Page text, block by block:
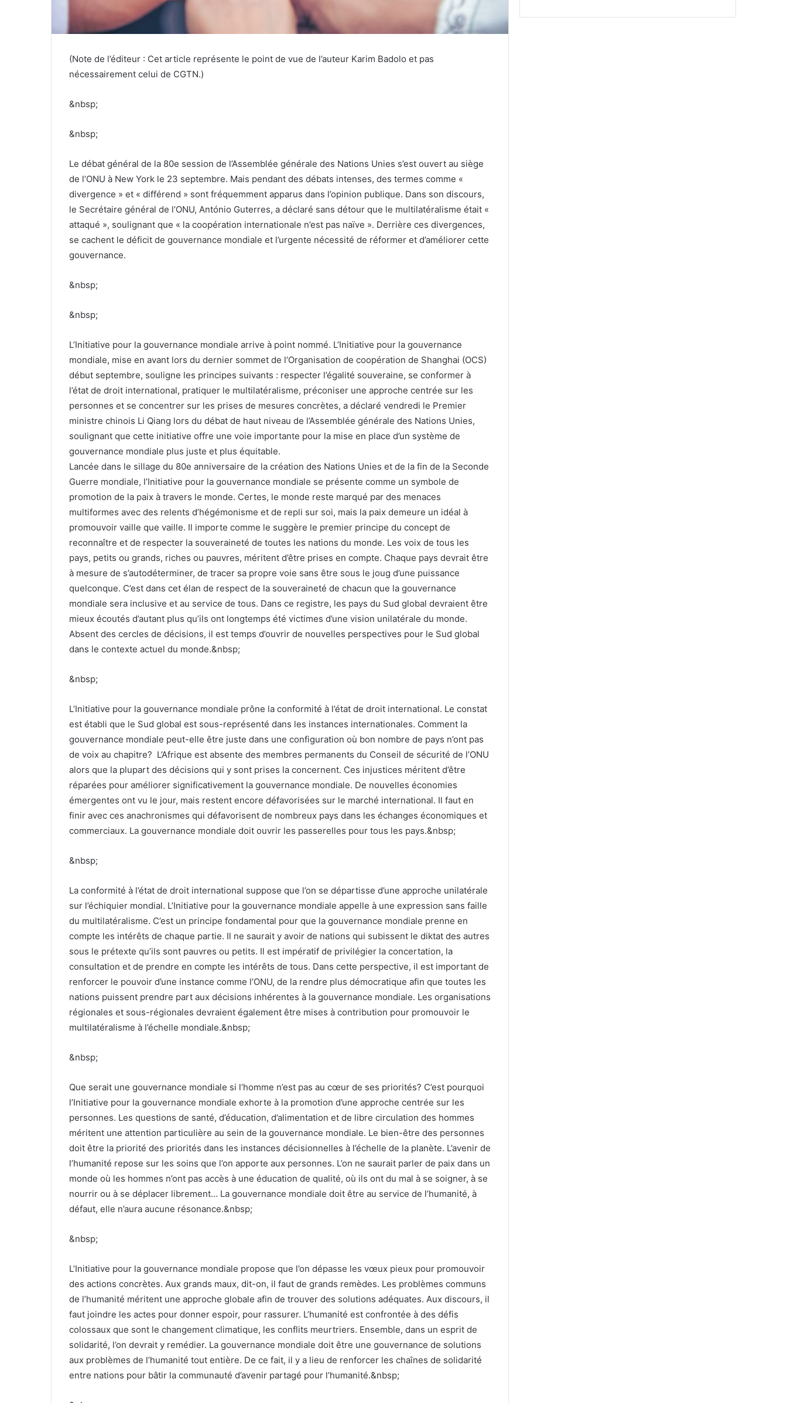
(Note de l’éditeur : Cet article représente le point de vue de l’auteur Karim Badolo et pas
nécessairement celui de CGTN.)
&nbsp;
&nbsp;
Le débat général de la 80e session de l’Assemblée générale des Nations Unies s’est ouvert au siège
de l’ONU à New York le 23 septembre. Mais pendant des débats intenses, des termes comme «
divergence » et « différend » sont fréquemment apparus dans l’opinion publique. Dans son discours,
le Secrétaire général de l’ONU, António Guterres, a déclaré sans détour que le multilatéralisme était «
attaqué », soulignant que « la coopération internationale n’est pas naïve ». Derrière ces divergences,
se cachent le déficit de gouvernance mondiale et l’urgente nécessité de réformer et d’améliorer cette
gouvernance.
&nbsp;
&nbsp;
L’Initiative pour la gouvernance mondiale arrive à point nommé. L’Initiative pour la gouvernance
mondiale, mise en avant lors du dernier sommet de l’Organisation de coopération de Shanghai (OCS)
début septembre, souligne les principes suivants : respecter l’égalité souveraine, se conformer à
l’état de droit international, pratiquer le multilatéralisme, préconiser une approche centrée sur les
personnes et se concentrer sur les prises de mesures concrètes, a déclaré vendredi le Premier
ministre chinois Li Qiang lors du débat de haut niveau de l’Assemblée générale des Nations Unies,
soulignant que cette initiative offre une voie importante pour la mise en place d’un système de
gouvernance mondiale plus juste et plus équitable.
Lancée dans le sillage du 80e anniversaire de la création des Nations Unies et de la fin de la Seconde
Guerre mondiale, l’Initiative pour la gouvernance mondiale se présente comme un symbole de
promotion de la paix à travers le monde. Certes, le monde reste marqué par des menaces
multiformes avec des relents d’hégémonisme et de repli sur soi, mais la paix demeure un idéal à
promouvoir vaille que vaille. Il importe comme le suggère le premier principe du concept de
reconnaître et de respecter la souveraineté de toutes les nations du monde. Les voix de tous les
pays, petits ou grands, riches ou pauvres, méritent d’être prises en compte. Chaque pays devrait être
à mesure de s’autodéterminer, de tracer sa propre voie sans être sous le joug d’une puissance
quelconque. C’est dans cet élan de respect de la souveraineté de chacun que la gouvernance
mondiale sera inclusive et au service de tous. Dans ce registre, les pays du Sud global devraient être
mieux écoutés d’autant plus qu’ils ont longtemps été victimes d’une vision unilatérale du monde.
Absent des cercles de décisions, il est temps d’ouvrir de nouvelles perspectives pour le Sud global
dans le contexte actuel du monde.&nbsp;
&nbsp;
L’Initiative pour la gouvernance mondiale prône la conformité à l’état de droit international. Le constat
est établi que le Sud global est sous-représenté dans les instances internationales. Comment la
gouvernance mondiale peut-elle être juste dans une configuration où bon nombre de pays n’ont pas
de voix au chapitre? L’Afrique est absente des membres permanents du Conseil de sécurité de l’ONU
alors que la plupart des décisions qui y sont prises la concernent. Ces injustices méritent d’être
réparées pour améliorer significativement la gouvernance mondiale. De nouvelles économies
émergentes ont vu le jour, mais restent encore défavorisées sur le marché international. Il faut en
finir avec ces anachronismes qui défavorisent de nombreux pays dans les échanges économiques et
commerciaux. La gouvernance mondiale doit ouvrir les passerelles pour tous les pays.&nbsp;
&nbsp;
La conformité à l’état de droit international suppose que l’on se départisse d’une approche unilatérale
sur l’échiquier mondial. L’Initiative pour la gouvernance mondiale appelle à une expression sans faille
du multilatéralisme. C’est un principe fondamental pour que la gouvernance mondiale prenne en
compte les intérêts de chaque partie. Il ne saurait y avoir de nations qui subissent le diktat des autres
sous le prétexte qu’ils sont pauvres ou petits. Il est impératif de privilégier la concertation, la
consultation et de prendre en compte les intérêts de tous. Dans cette perspective, il est important de
renforcer le pouvoir d’une instance comme l’ONU, de la rendre plus démocratique afin que toutes les
nations puissent prendre part aux décisions inhérentes à la gouvernance mondiale. Les organisations
régionales et sous-régionales devraient également être mises à contribution pour promouvoir le
multilatéralisme à l’échelle mondiale.&nbsp;
&nbsp;
Que serait une gouvernance mondiale si l’homme n’est pas au cœur de ses priorités? C’est pourquoi
l’Initiative pour la gouvernance mondiale exhorte à la promotion d’une approche centrée sur les
personnes. Les questions de santé, d’éducation, d’alimentation et de libre circulation des hommes
méritent une attention particulière au sein de la gouvernance mondiale. Le bien-être des personnes
doit être la priorité des priorités dans les instances décisionnelles à l’échelle de la planète. L’avenir de
l’humanité repose sur les soins que l’on apporte aux personnes. L’on ne saurait parler de paix dans un
monde où les hommes n’ont pas accès à une éducation de qualité, où ils ont du mal à se soigner, à se
nourrir ou à se déplacer librement… La gouvernance mondiale doit être au service de l’humanité, à
défaut, elle n’aura aucune résonance.&nbsp;
&nbsp;
L’Initiative pour la gouvernance mondiale propose que l’on dépasse les vœux pieux pour promouvoir
des actions concrètes. Aux grands maux, dit-on, il faut de grands remèdes. Les problèmes communs
de l’humanité méritent une approche globale afin de trouver des solutions adéquates. Aux discours, il
faut joindre les actes pour donner espoir, pour rassurer. L’humanité est confrontée à des défis
colossaux que sont le changement climatique, les conflits meurtriers. Ensemble, dans un esprit de
solidarité, l’on devrait y remédier. La gouvernance mondiale doit être une gouvernance de solutions
aux problèmes de l’humanité tout entière. De ce fait, il y a lieu de renforcer les chaînes de solidarité
entre nations pour bâtir la communauté d’avenir partagé pour l’humanité.&nbsp;